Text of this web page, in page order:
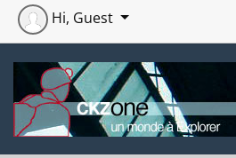
Hi, Guest